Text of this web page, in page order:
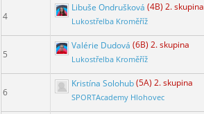
4
Libuše Ondrušková (4B) 2. skupina
Lukostřelba Kroměříž
5
Valérie Dudová (6B) 2. skupina
Lukostřelba Kroměříž
6
Kristína Solohub(5A) 2. skupina
SPORTAcademy Hlohovec